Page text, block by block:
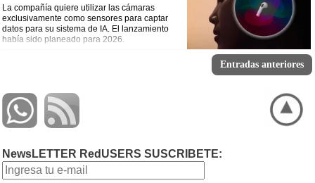
La compañía quiere utilizar las cámaras
exclusivamente como sensores para captar
datos para su sistema de IA. El lanzamiento
había sido planeado para 2026.
Entradas anteriores
NewsLETTER RedUSERS SUSCRIBETE: